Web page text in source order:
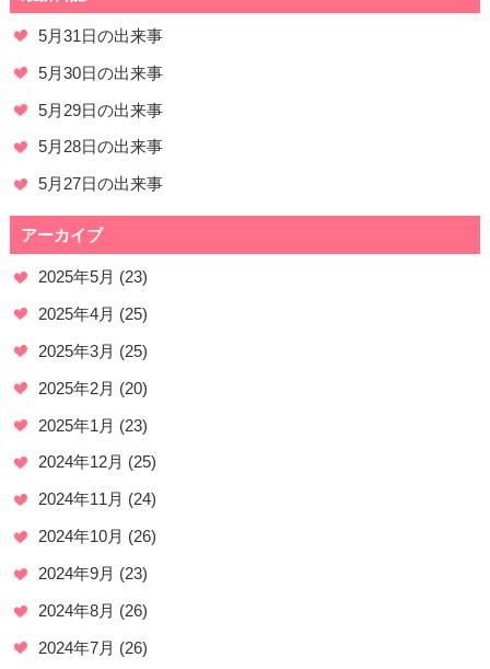
5月31日の出来事
5月30日の出来事
5月29日の出来事
5月28日の出来事
5月27日の出来事
アーカイブ
2025年5月 (23)
2025年4月 (25)
2025年3月 (25)
2025年2月 (20)
2025年1月 (23)
2024年12月 (25)
2024年11月 (24)
2024年10月 (26)
2024年9月 (23)
2024年8月 (26)
2024年7月 (26)